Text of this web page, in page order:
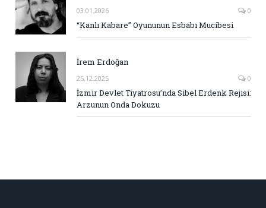
03.01.2026 0
“Kanlı Kabare” Oyununun Esbabı Mucibesi
İrem Erdoğan
25.12.2025 0
İzmir Devlet Tiyatrosu’nda Sibel Erdenk Rejisi:
Arzunun Onda Dokuzu